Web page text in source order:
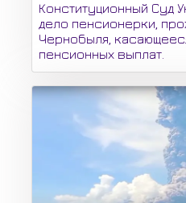
Конституционный Суд
дело пенсионерки,
Чернобыля,
пенсионных выплат.